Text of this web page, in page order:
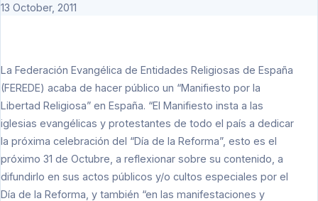
13 October, 2011
La Federación Evangélica de Entidades Religiosas de España
(FEREDE) acaba de hacer público un “Manifiesto por la
Libertad Religiosa” en España. “El Manifiesto insta a las
iglesias evangélicas y protestantes de todo el país a dedicar
la próxima celebración del “Día de la Reforma”, esto es el
próximo 31 de Octubre, a reflexionar sobre su contenido, a
difundirlo en sus actos públicos y/o cultos especiales por el
Día de la Reforma, y también “en las manifestaciones y